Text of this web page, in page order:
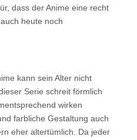
dass der Anime eine recht
heute noch
kann sein Alter nicht
Serie schreit förmlich
wirken
farbliche Gestaltung auch
eher altertümlich. Da jeder